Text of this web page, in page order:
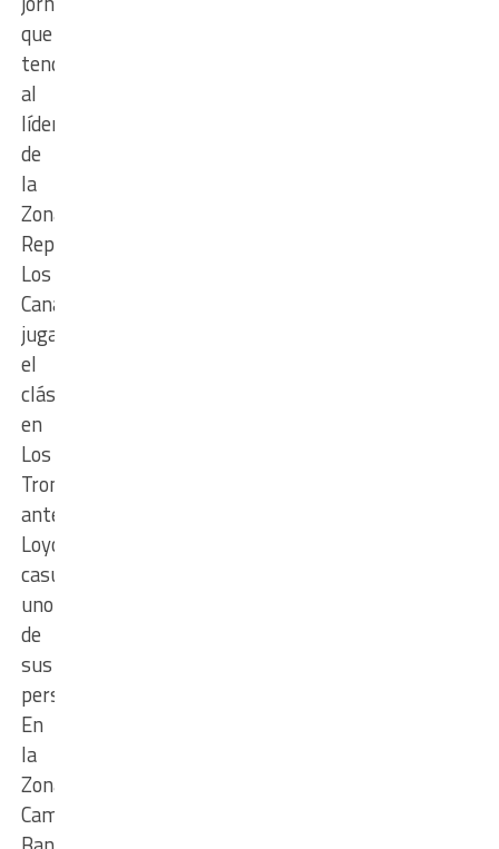
que
tendrá
al
líder
de
la
Zona
Repechaje,
Los
Canarios,
jugando
el
clásico
en
Los
Troncos
ante
Loyola,
casualmente,
uno
de
sus
perseguidores.
En
la
Zona
Campeonato